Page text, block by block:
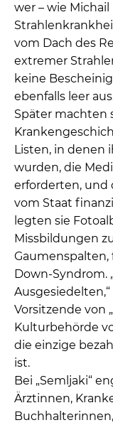
wer – wie
vom Dach des
extremer
keine
ebenfalls leer
Später machten
Listen, in denen
wurden, die
erforderten, und
vom Staat
legten sie
Missbildungen
Down-Syndrom.
Ausgesiedelten,“
Vorsitzende von
Kulturbehörde
die einzige
ist.
Bei „Semljaki“
Ärztinnen,